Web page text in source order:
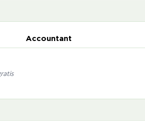
Accountant